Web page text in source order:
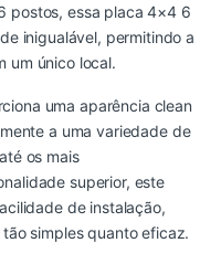
postos, essa placa 4×4 6
inigualável, permitindo a
um único local.
uma aparência clean
a uma variedade de
os mais
superior, este
de instalação,
simples quanto eficaz.